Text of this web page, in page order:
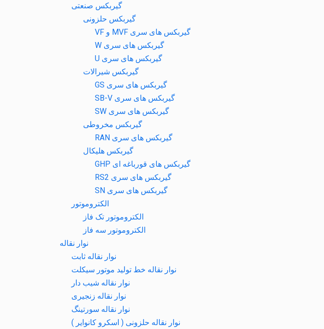
گیربکس صنعتی
گیربکس حلزونی
گیربکس های سری MVF و VF
گیربکس های سری W
گیربکس های سری U
گیربکس شیرالات
گیربکس های سری GS
گیربکس های سری SB-V
گیربکس های سری SW
گیربکس مخروطی
گیربکس های سری RAN
گیربکس هلیکال
گیربکس های قورباغه ای GHP
گیربکس های سری RS2
گیربکس های سری SN
الکتروموتور
الکتروموتور تک فاز
الکتروموتور سه فاز
نوار نقاله
نوار نقاله ثابت
نوار نقاله خط تولید موتور سیکلت
نوار نقاله شیب دار
نوار نقاله زنجیری
نوار نقاله سورتینگ
نوار نقاله حلزونی ( اسکرو کانوایر )